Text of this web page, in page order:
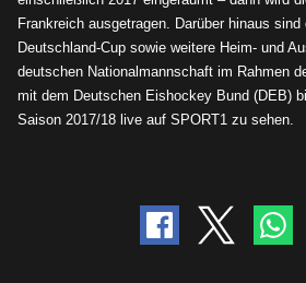
Frankreich ausgetragen. Darüber hinaus
Deutschland-Cup sowie weitere Heim- und
deutschen Nationalmannschaft im Rahmen
mit dem Deutschen Eishockey Bund (DEB)
Saison 2017/18 live auf SPORT1 zu sehen.